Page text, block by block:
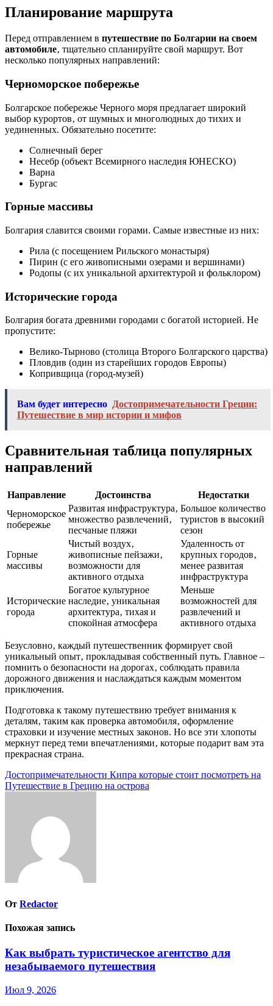
Планирование маршрута
Перед отправлением в путешествие по Болгарии на своем
автомобиле‚ тщательно спланируйте свой маршрут. Вот
несколько популярных направлений:
Черноморское побережье
Болгарское побережье Черного моря предлагает широкий
выбор курортов‚ от шумных и многолюдных до тихих и
уединенных. Обязательно посетите:
Солнечный берег
Несебр (объект Всемирного наследия ЮНЕСКО)
Варна
Бургас
Горные массивы
Болгария славится своими горами. Самые известные из них:
Рила (с посещением Рильского монастыря)
Пирин (с его живописными озерами и вершинами)
Родопы (с их уникальной архитектурой и фольклором)
Исторические города
Болгария богата древними городами с богатой историей. Не
пропустите:
Велико-Тырново (столица Второго Болгарского царства)
Пловдив (один из старейших городов Европы)
Копривщица (город-музей)
Вам будет интересно Достопримечательности Греции:
Путешествие в мир истории и мифов
Сравнительная таблица популярных
направлений
Направление Достоинства
Недостатки
Черноморское
побережье
Развитая инфраструктура‚
множество развлечений‚
песчаные пляжи
Большое количество
туристов в высокий
сезон
Горные
массивы
Чистый воздух‚
живописные пейзажи‚
возможности для
активного отдыха
Удаленность от
крупных городов‚
менее развитая
инфраструктура
Исторические
города
Богатое культурное
наследие‚ уникальная
архитектура‚ тихая и
спокойная атмосфера
Меньше
возможностей для
развлечений и
активного отдыха
Безусловно‚ каждый путешественник формирует свой
уникальный опыт‚ прокладывая собственный путь. Главное –
помнить о безопасности на дорогах‚ соблюдать правила
дорожного движения и наслаждаться каждым моментом
приключения.
Подготовка к такому путешествию требует внимания к
деталям‚ таким как проверка автомобиля‚ оформление
страховки и изучение местных законов. Но все эти хлопоты
меркнут перед теми впечатлениями‚ которые подарит вам эта
прекрасная страна.
Навигация
по
Достопримечательности Кипра которые стоит посмотреть на
Путешествие в Грецию на острова
От Redactor
Похожая запись
Как выбрать туристическое агентство для
незабываемого путешествия
Июл 9, 2026